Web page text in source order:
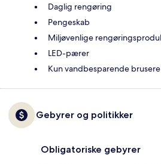
Daglig rengøring
Pengeskab
Miljøvenlige
LED-pærer
Kun vandbesparende brusere
Gebyrer og politikker
Obligatoriske gebyrer